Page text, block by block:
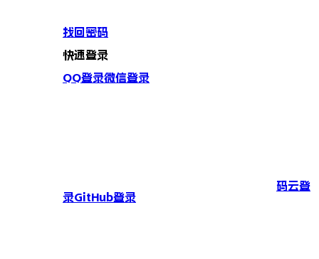
找回密码
快速登录
QQ登录微信登录
码云登
录GitHub登录